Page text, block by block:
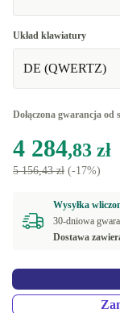
Układ klawiatury
DE (QWERTZ)
Dołączona gwarancja od
4 284,83 zł
5 156,43 zł (-17%)
Wysyłka
30-dniowa
Dostawa